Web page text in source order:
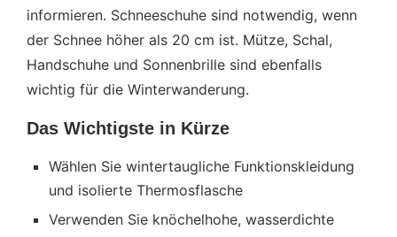
informieren. Schneeschuhe sind notwendig, wenn
der Schnee höher als 20 cm ist. Mütze, Schal,
Handschuhe und Sonnenbrille sind ebenfalls
wichtig für die Winterwanderung.
Das Wichtigste in Kürze
Wählen Sie wintertaugliche Funktionskleidung
und isolierte Thermosflasche
Verwenden Sie knöchelhohe, wasserdichte